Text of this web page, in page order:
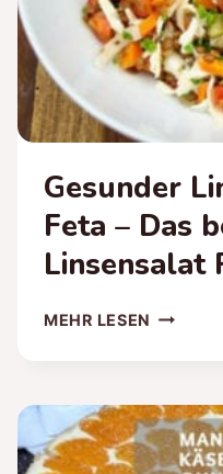
Gesunder
Feta – Das
Linsensalat
MEHR LESEN
–
DAS
BESTE